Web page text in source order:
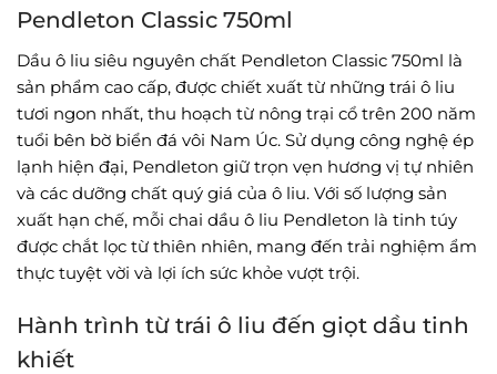
Pendleton Classic 750ml
Dầu ô liu siêu nguyên chất Pendleton Classic 750ml là
sản phẩm cao cấp, được chiết xuất từ những trái ô liu
tươi ngon nhất, thu hoạch từ nông trại cổ trên 200 năm
tuổi bên bờ biển đá vôi Nam Úc. Sử dụng công nghệ ép
lạnh hiện đại, Pendleton giữ trọn vẹn hương vị tự nhiên
và các dưỡng chất quý giá của ô liu. Với số lượng sản
xuất hạn chế, mỗi chai dầu ô liu Pendleton là tinh túy
được chắt lọc từ thiên nhiên, mang đến trải nghiệm ẩm
thực tuyệt vời và lợi ích sức khỏe vượt trội.
Hành trình từ trái ô liu đến giọt dầu tinh
khiết